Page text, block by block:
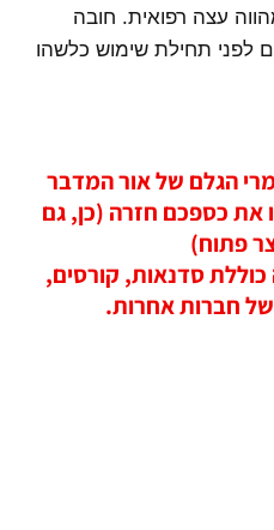
עצה רפואית. חובה
לפני תחילת שימוש כלשהו
חומרי הגלם של אור המדבר
כספכם חזרה (כן, גם
פתוח)
סדנאות, קורסים,
חברות אחרות.